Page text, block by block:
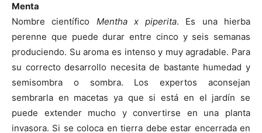
Menta
Nombre científico Mentha x piperita. Es una hierba
perenne que puede durar entre cinco y seis semanas
produciendo. Su aroma es intenso y muy agradable. Para
su correcto desarrollo necesita de bastante humedad y
semisombra o sombra. Los expertos aconsejan
sembrarla en macetas ya que si está en el jardín se
puede extender mucho y convertirse en una planta
invasora. Si se coloca en tierra debe estar encerrada en